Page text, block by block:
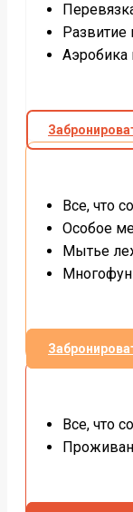
Развитие
Аэробика
Все, что
Особое
Мытье
Все, что